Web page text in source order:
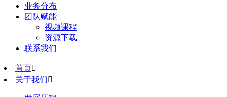
业务分布
团队赋能
视频课程
资源下载
联系我们
首页
关于我们